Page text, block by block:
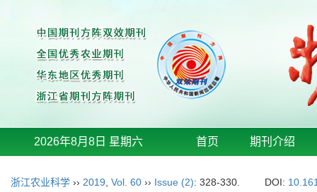
2026年8月8日 星期六 首页 期刊介绍
浙江农业科学 ›› 2019 Vol. 60 ›› Issue (2): 328-330. DOI: